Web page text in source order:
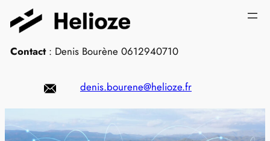
Aller
au
Contact : Denis Bourène 0612940710
denis.bourene@helioze.fr